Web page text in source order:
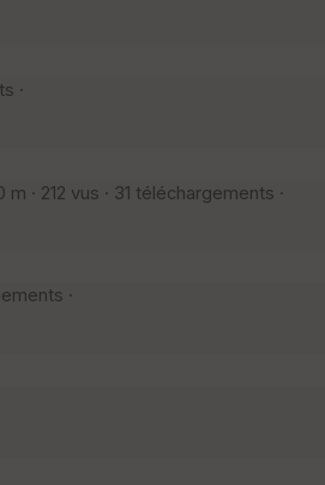
·
· 212 vus · 31 téléchargements ·
·